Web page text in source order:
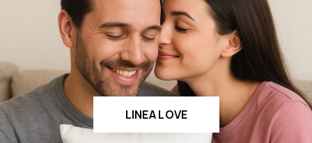
LINEA LOVE